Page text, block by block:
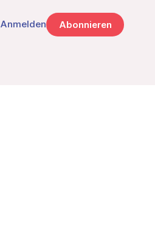
Anmelden Abonnieren